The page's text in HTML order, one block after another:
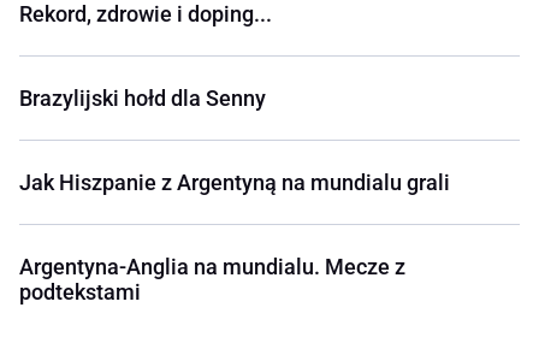
Rekord, zdrowie i doping...
Brazylijski hołd dla Senny
Jak Hiszpanie z Argentyną na mundialu grali
Argentyna-Anglia na mundialu. Mecze z
podtekstami